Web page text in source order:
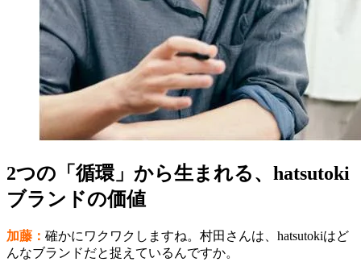
2つの「循環」から生まれる、hatsutoki
ブランドの価値
加藤： 確かにワクワクしますね。村田さんは、hatsutokiはど
んなブランドだと捉えているんですか。